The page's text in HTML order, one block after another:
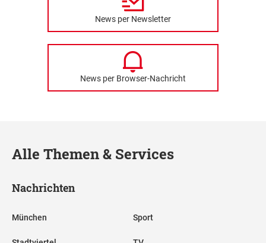
News per Newsletter
News per Browser-Nachricht
Alle Themen & Services
Nachrichten
München Sport